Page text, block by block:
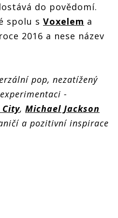
do povědomí.
spolu s Voxelem a
2016 a nese název
pop, nezatížený
-
City, Michael Jackson
a pozitivní inspirace